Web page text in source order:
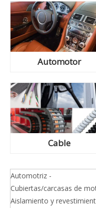
Automotor
Cable
Automotriz -
Cubiertas/carcasas de
Aislamiento y